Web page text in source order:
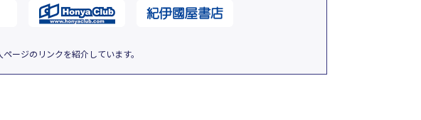
ージのリンクを紹介しています。